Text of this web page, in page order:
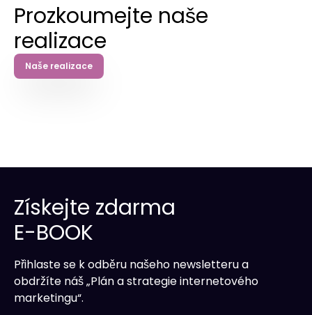
Prozkoumejte naše
realizace
Naše realizace
Získejte zdarma
E-BOOK
Přihlaste se k odběru našeho newsletteru a
obdržíte náš „Plán a strategie internetového
marketingu“.